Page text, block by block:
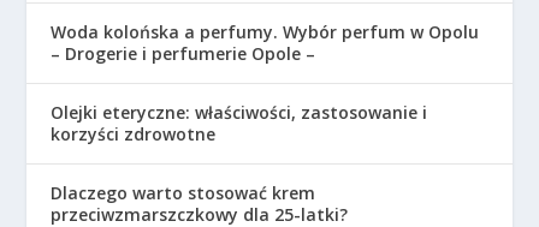
Woda kolońska a perfumy. Wybór perfum w Opolu
– Drogerie i perfumerie Opole –
Olejki eteryczne: właściwości, zastosowanie i
korzyści zdrowotne
Dlaczego warto stosować krem
przeciwzmarszczkowy dla 25-latki?